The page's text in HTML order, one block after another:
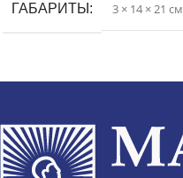
ГАБАРИТЫ 3 × 14 × 21 см